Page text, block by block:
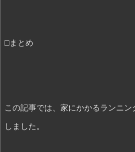
□まとめ
この記事では、家にかかるランニ
しました。